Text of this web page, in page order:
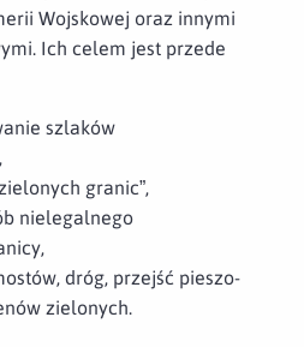
Wojskowej oraz innymi
Ich celem jest przede
szlaków
granic”,
nielegalnego
dróg, przejść pieszo-
zielonych.